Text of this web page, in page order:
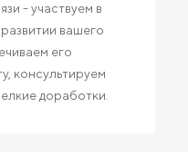
- участвуем в
вашего
его
консультируем
доработки.